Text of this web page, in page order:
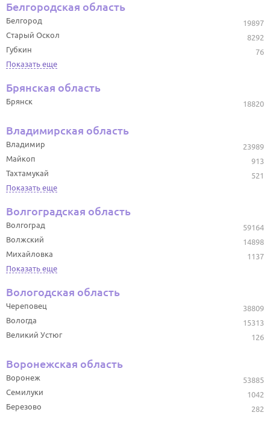
Белгородская область
19897
Белгород
8292
Старый Оскол
76
Губкин
Показать еще
Брянская область
18820
Брянск
Владимирская область
23989
Владимир
913
Майкоп
521
Тахтамукай
Показать еще
Волгоградская область
59164
Волгоград
14898
Волжский
1137
Михайловка
Показать еще
Вологодская область
38809
Череповец
15313
Вологда
126
Великий Устюг
Воронежская область
53885
Воронеж
1042
Семилуки
282
Березово